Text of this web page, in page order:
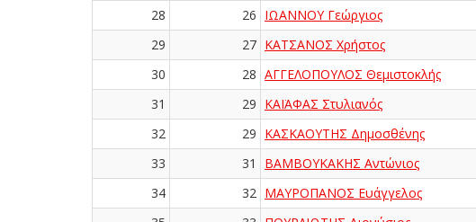
28
26 ΙΩΑΝΝΟΥ Γεώργιος
29
27 ΚΑΤΣΑΝΟΣ Χρήστος
30
28 ΑΓΓΕΛΟΠΟΥΛΟΣ Θεμιστοκλής
31
29 ΚΑΪΑΦΑΣ Στυλιανός
32
29 ΚΑΣΚΑΟΥΤΗΣ Δημοσθένης
33
31 ΒΑΜΒΟΥΚΑΚΗΣ Αντώνιος
34
32 ΜΑΥΡΟΠΑΝΟΣ Ευάγγελος